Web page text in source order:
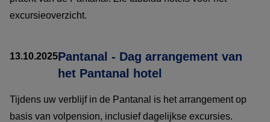
excursieoverzicht.
13.10.2025Pantanal - Dag arrangement van
het Pantanal hotel
Tijdens uw verblijf in de Pantanal is het arrangement op
basis van volpension, inclusief dagelijkse excursies.